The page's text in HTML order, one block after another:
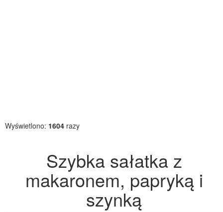
Wyświetlono: 1604 razy
Szybka sałatka z
makaronem, papryką i
szynką